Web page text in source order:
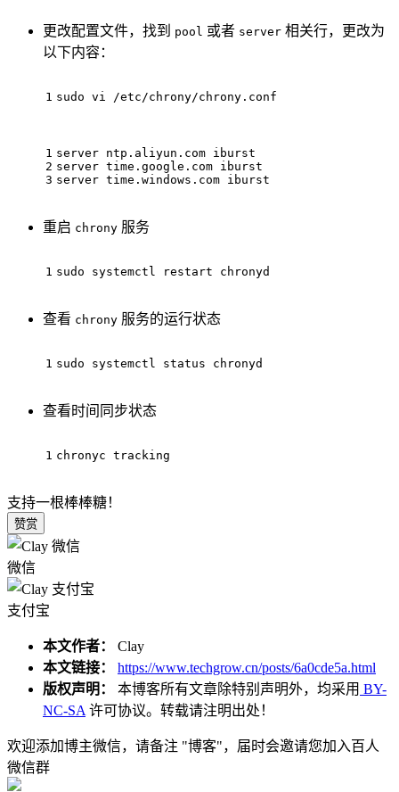
更改配置文件，找到 pool 或者 server 相关行，更改为
以下内容：
1 sudo vi /etc/chrony/chrony.conf
1
2
3
server ntp.aliyun.com iburst
server time.google.com iburst
server time.windows.com iburst
重启 chrony 服务
1 sudo systemctl restart chronyd
查看 chrony 服务的运行状态
1 sudo systemctl status chronyd
查看时间同步状态
1 chronyc tracking
支持一根棒棒糖！
赞赏
微信
支付宝
本文作者：
Clay
本文链接：
https://www.techgrow.cn/posts/6a0cde5a.html
版权声明：
本博客所有文章除特别声明外，均采用 BY-
NC-SA 许可协议。转载请注明出处！
欢迎添加博主微信，请备注 "博客"，届时会邀请您加入百人
微信群